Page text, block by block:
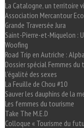
La Catalogne, un territoire
Association Mercantour
Grande Traversée Jura
Saint-Pierre-et-Miquelon :
Woofing
Road Trip en Autriche :
Dossier spécial Femmes
l'égalité des sexes
La Feuille de Chou #10
Sauver les dauphins de la
Les femmes du tourisme
Take The M.E.D
Colloque « Tourisme du